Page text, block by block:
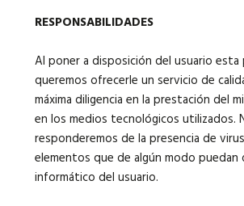
RESPONSABILIDADES
Al poner a disposición del usuario esta
queremos ofrecerle un servicio de
máxima diligencia en la prestación del
en los medios tecnológicos utilizados.
responderemos de la presencia de
elementos que de algún modo puedan
informático del usuario.